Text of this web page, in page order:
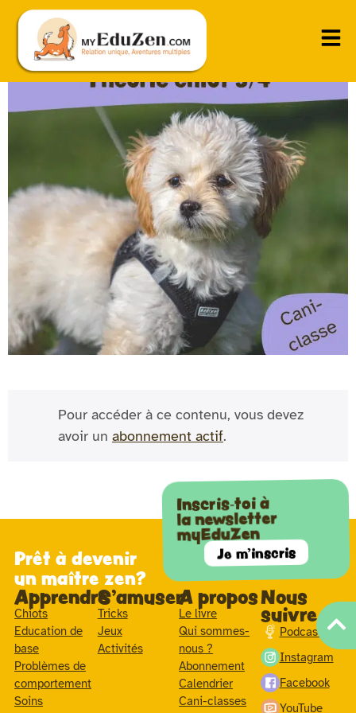
Bien démarrer l’éducation
Pour accéder à ce contenu, vous devez
avoir un abonnement actif.
Prêt à devenir
un maître zen?
Inscris-toi à
la newsletter
myEduZen
Je m'inscris
Apprendre
Chiots
Education de
base
Problèmes de
comportement
Soins
S'amuser
Tricks
Jeux
Activités
A propos
Le livre
Qui sommes-
nous ?
Abonnement
Calendrier
Cani-classes
Nous
suivre
Podcast
Instagram
Facebook
YouTube